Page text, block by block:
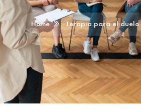
Home Terapia para el duelo